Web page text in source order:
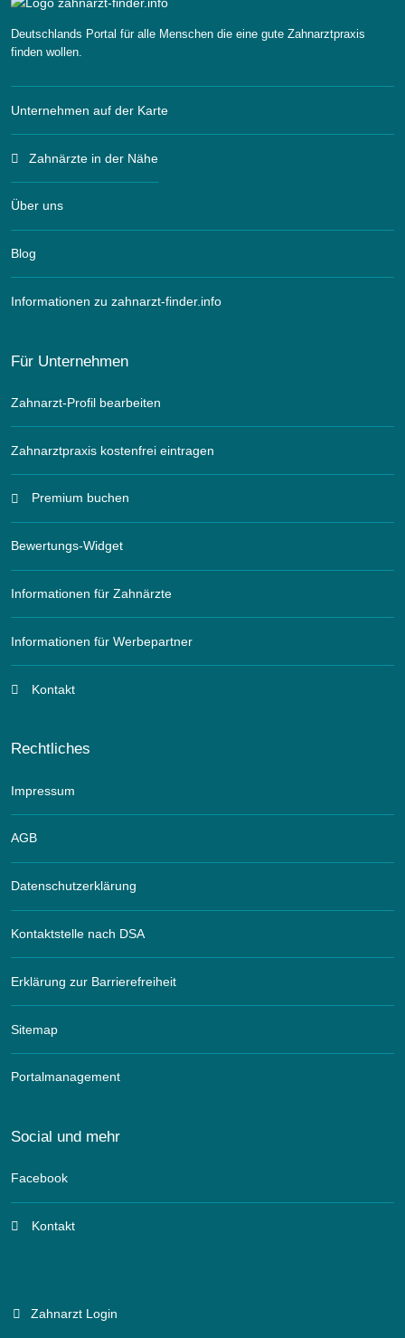
Deutschlands Portal für alle Menschen die eine gute Zahnarztpraxis
finden wollen.
Unternehmen auf der Karte
Zahnärzte in der Nähe
Über uns
Blog
Informationen zu zahnarzt-finder.info
Für Unternehmen
Zahnarzt-Profil bearbeiten
Zahnarztpraxis kostenfrei eintragen
Premium buchen
Bewertungs-Widget
Informationen für Zahnärzte
Informationen für Werbepartner
Kontakt
Rechtliches
Impressum
AGB
Datenschutzerklärung
Kontaktstelle nach DSA
Erklärung zur Barrierefreiheit
Sitemap
Portalmanagement
Social und mehr
Facebook
Kontakt
Zahnarzt Login